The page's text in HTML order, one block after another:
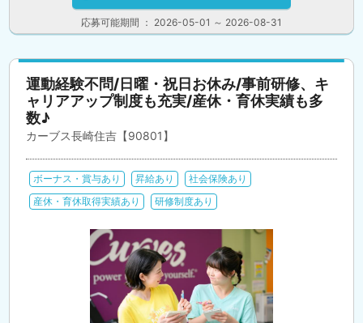
応募可能期間 ： 2026-05-01 ～ 2026-08-31
運動経験不問/日曜・祝日お休み/事前研修、キ
ャリアアップ制度も充実/産休・育休実績も多
数♪
カーブス長崎住吉【90801】
ボーナス・賞与あり 昇給あり
社会保険あり
産休・育休取得実績あり
研修制度あり